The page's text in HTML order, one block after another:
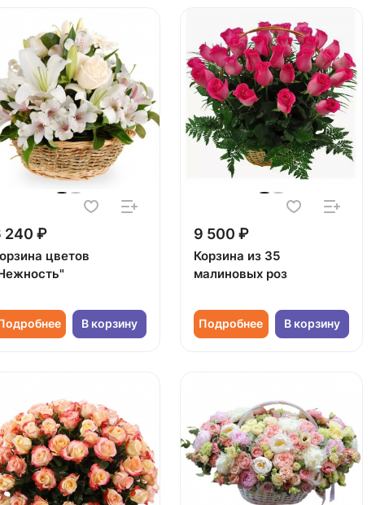
240 ₽
цветов
В корзину
9 500 ₽
Корзина из 35
малиновых роз
Подробнее В корзину